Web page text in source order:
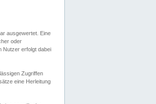
ausgewertet. Eine
oder
Nutzer erfolgt dabei
Zugriffen
eine Herleitung